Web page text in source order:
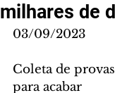
milhares de
03/09/2023
Coleta de
para acabar